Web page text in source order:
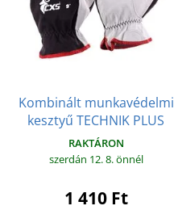
Kombinált munkavédelmi
kesztyű TECHNIK PLUS
RAKTÁRON
szerdán 12. 8.önnél
1 410 Ft